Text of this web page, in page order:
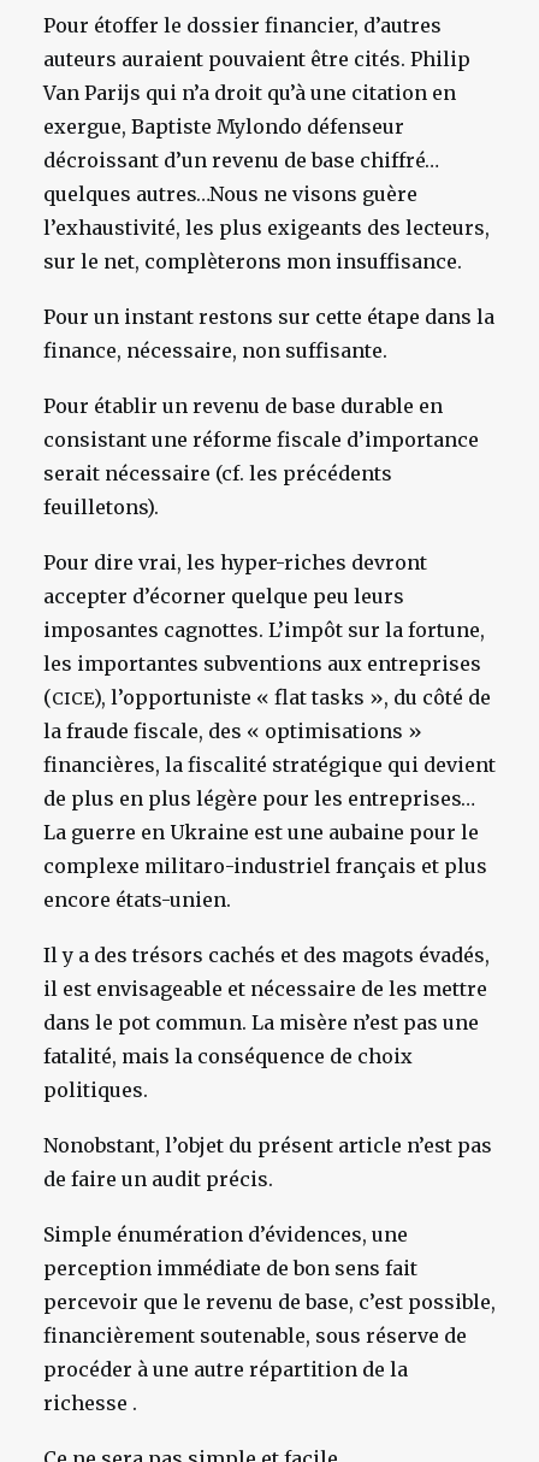
Pour étoffer le dossier financier, d’autres
auteurs auraient pouvaient être cités. Philip
Van Parijs qui n’a droit qu’à une citation en
exergue, Baptiste Mylondo défenseur
décroissant d’un revenu de base chiffré…
quelques autres…Nous ne visons guère
l’exhaustivité, les plus exigeants des lecteurs,
sur le net, complèterons mon insuffisance.
Pour un instant restons sur cette étape dans la
finance, nécessaire, non suffisante.
Pour établir un revenu de base durable en
consistant une réforme fiscale d’importance
serait nécessaire (cf. les précédents
feuilletons).
Pour dire vrai, les hyper-riches devront
accepter d’écorner quelque peu leurs
imposantes cagnottes. L’impôt sur la fortune,
les importantes subventions aux entreprises
(CICE), l’opportuniste « flat tasks », du côté de
la fraude fiscale, des « optimisations »
financières, la fiscalité stratégique qui devient
de plus en plus légère pour les entreprises…
La guerre en Ukraine est une aubaine pour le
complexe militaro-industriel français et plus
encore états-unien.
Il y a des trésors cachés et des magots évadés,
il est envisageable et nécessaire de les mettre
dans le pot commun. La misère n’est pas une
fatalité, mais la conséquence de choix
politiques.
Nonobstant, l’objet du présent article n’est pas
de faire un audit précis.
Simple énumération d’évidences, une
perception immédiate de bon sens fait
percevoir que le revenu de base, c’est possible,
financièrement soutenable, sous réserve de
procéder à une autre répartition de la
richesse .